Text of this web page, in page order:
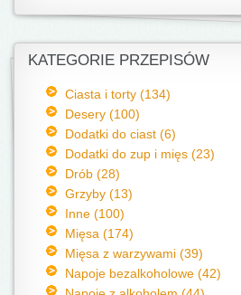
KATEGORIE PRZEPISÓW
Ciasta i torty (134)
Desery (100)
Dodatki do ciast (6)
Dodatki do zup i mięs (23)
Drób (28)
Grzyby (13)
Inne (100)
Mięsa (174)
Mięsa z warzywami (39)
Napoje bezalkoholowe (42)